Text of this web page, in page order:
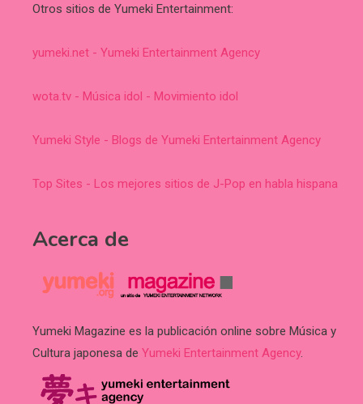
Otros sitios de Yumeki Entertainment:
yumeki.net - Yumeki Entertainment Agency
wota.tv - Música idol - Movimiento idol
Yumeki Style - Blogs de Yumeki Entertainment Agency
Top Sites - Los mejores sitios de J-Pop en habla hispana
Acerca de
Yumeki Magazine es la publicación online sobre Música y
Cultura japonesa de Yumeki Entertainment Agency.